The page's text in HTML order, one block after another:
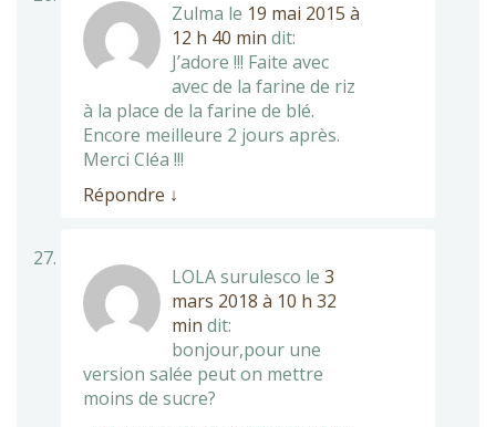
Zulma le 19 mai 2015 à
12 h 40 min dit:
J’adore !!! Faite avec
avec de la farine de riz
à la place de la farine de blé.
Encore meilleure 2 jours après.
Merci Cléa !!!
Répondre ↓
LOLA surulesco le 3
mars 2018 à 10 h 32
min dit:
bonjour,pour une
version salée peut on mettre
moins de sucre?